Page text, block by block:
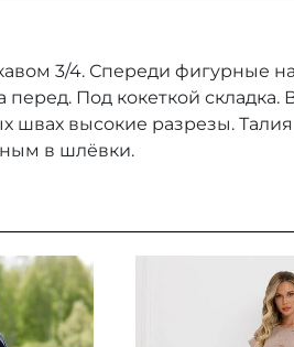
3/4. Спереди фигурные
Под кокеткой
швах высокие разрезы.
в шлёвки.